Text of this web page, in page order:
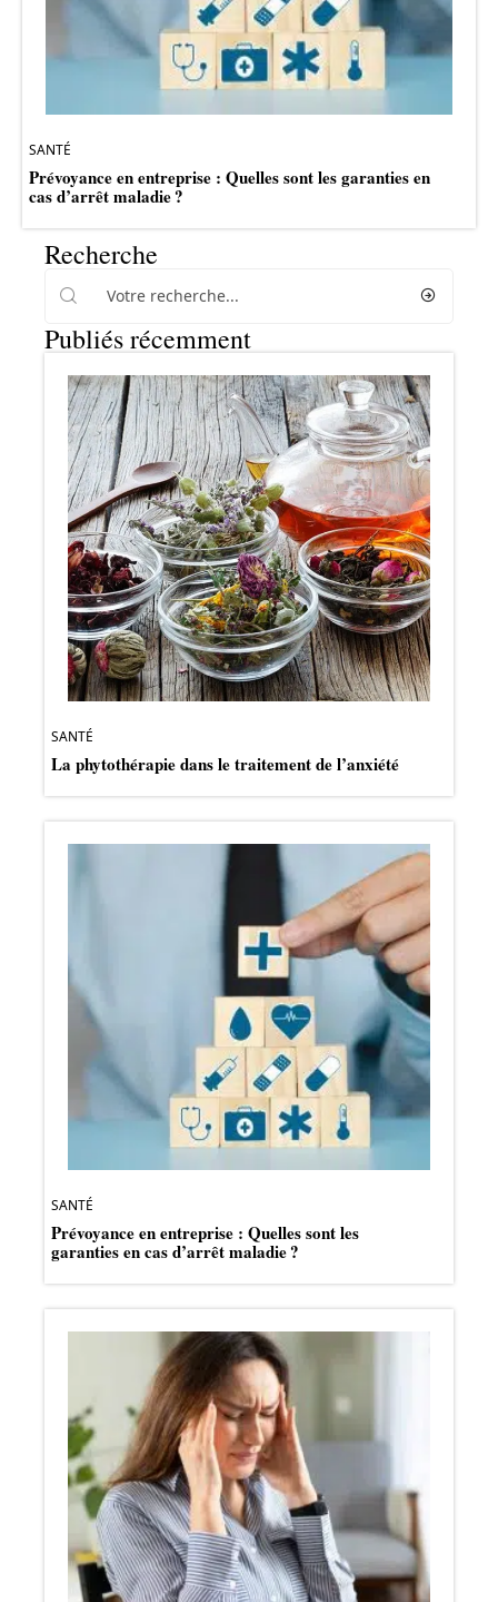
SANTÉ
Prévoyance en entreprise : Quelles sont les garanties en
cas d’arrêt maladie ?
Recherche
Publiés récemment
SANTÉ
La phytothérapie dans le traitement de l’anxiété
SANTÉ
Prévoyance en entreprise : Quelles sont les
garanties en cas d’arrêt maladie ?